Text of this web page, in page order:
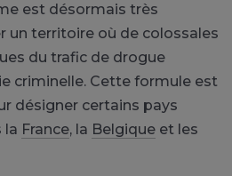
est désormais très
un territoire où de colossales
du trafic de drogue
criminelle. Cette formule est
désigner certains pays
la France, la Belgique et les